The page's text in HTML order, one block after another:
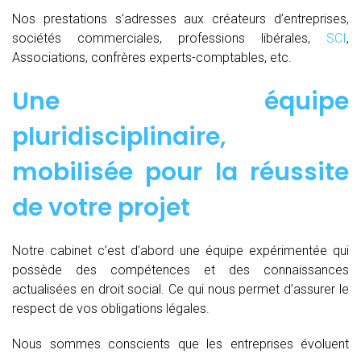
Nos prestations s’adresses aux créateurs d’entreprises,
sociétés commerciales, professions libérales, SCI,
Associations, confrères experts-comptables, etc.
Une équipe
pluridisciplinaire,
mobilisée pour la réussite
de votre projet
Notre cabinet c’est d’abord une équipe expérimentée qui
possède des compétences et des connaissances
actualisées en droit social. Ce qui nous permet d’assurer le
respect de vos obligations légales.
Nous sommes conscients que les entreprises évoluent